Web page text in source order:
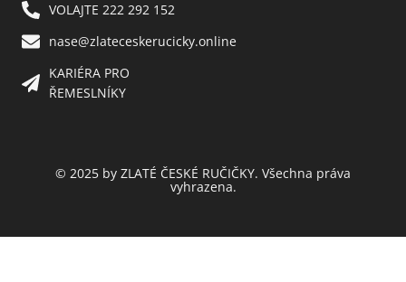
VOLAJTE 222 292 152
nase@zlateceskerucicky.online
KARIÉRA PRO
ŘEMESLNÍKY
© 2025 by ZLATÉ ČESKÉ RUČIČKY. Všechna práva
vyhrazena.